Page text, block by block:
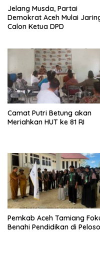
Jelang Musda, Partai
Demokrat Aceh Mulai
Calon Ketua DPD
Camat Putri Betung akan
Meriahkan HUT ke 81 RI
Pemkab Aceh Tamiang
Benahi Pendidikan di